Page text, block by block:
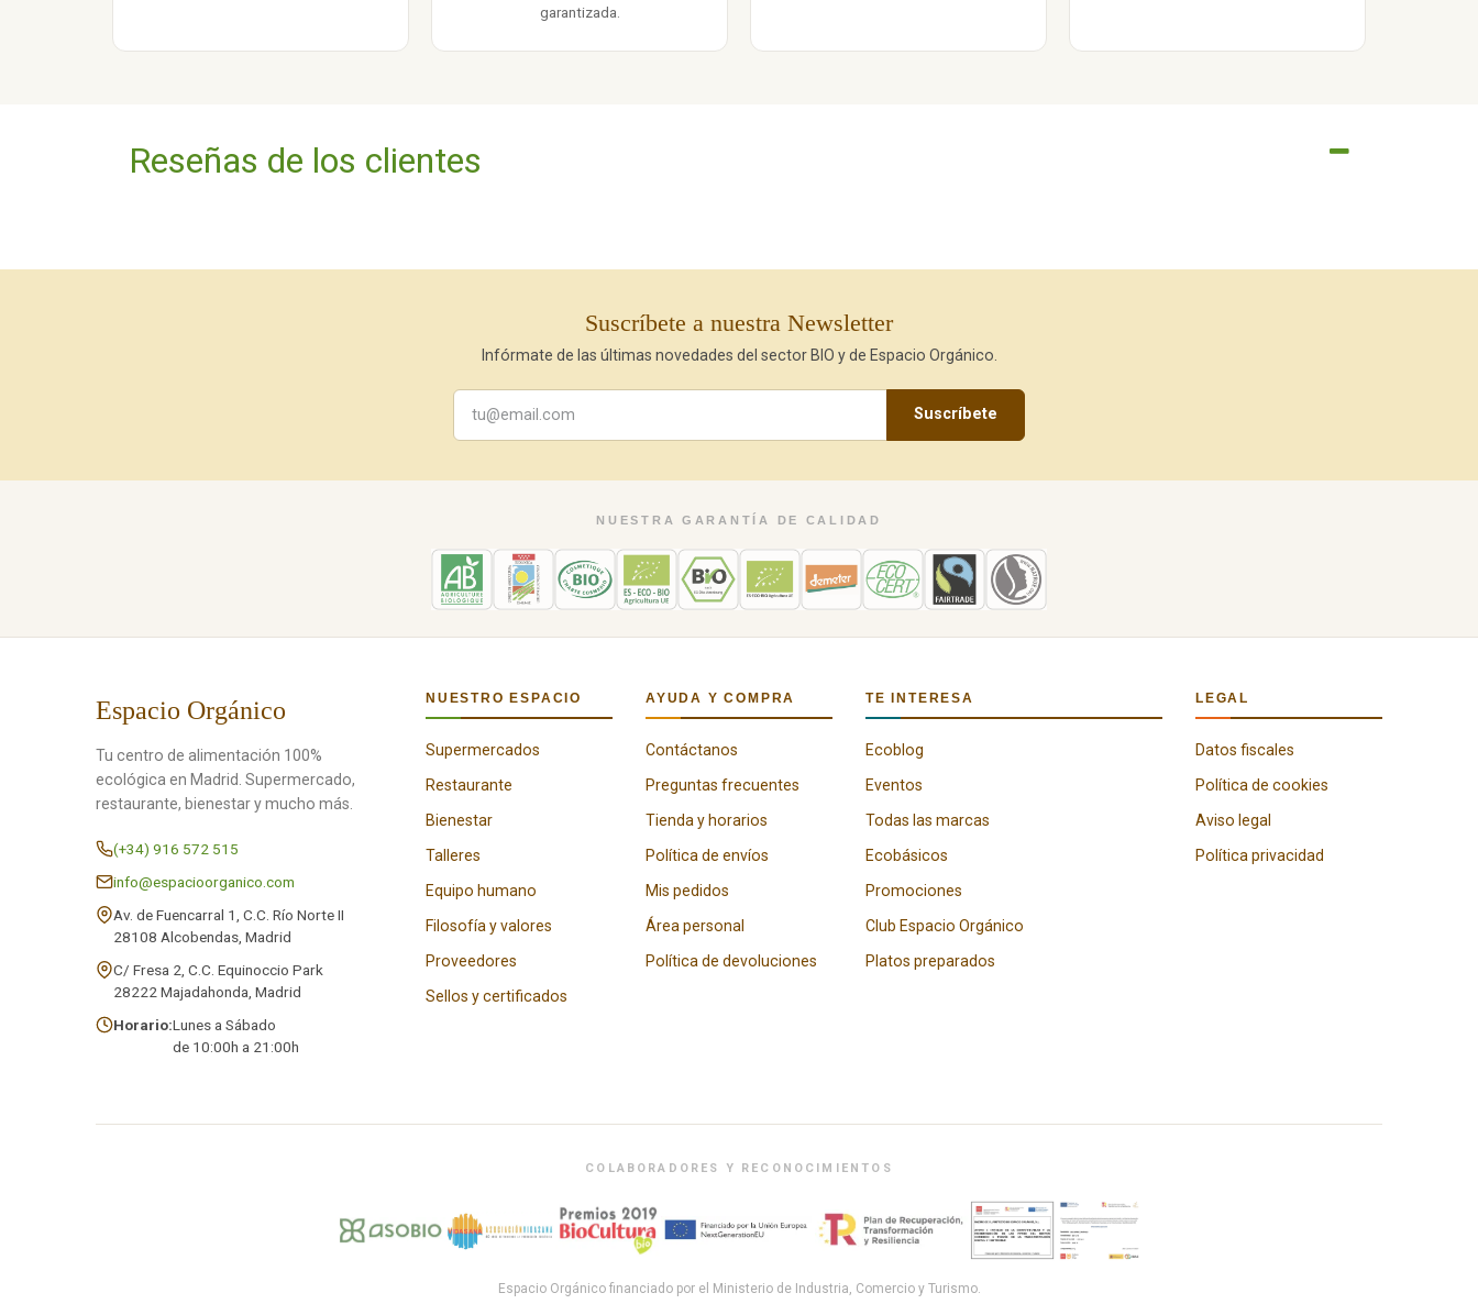
garantizada.
Reseñas de los clientes
Suscríbete a nuestra Newsletter
Infórmate de las últimas novedades del sector BIO y de Espacio Orgánico.
Suscríbete
NUESTRA GARANTÍA DE CALIDAD
Espacio Orgánico
Tu centro de alimentación 100%
ecológica en Madrid. Supermercado,
restaurante, bienestar y mucho más.
(+34) 916 572 515
info@espacioorganico.com
Av. de Fuencarral 1, C.C. Río Norte II
28108 Alcobendas, Madrid
C/ Fresa 2, C.C. Equinoccio Park
28222 Majadahonda, Madrid
Horario:Lunes a Sábado
de 10:00h a 21:00h
NUESTRO ESPACIO
Supermercados
Restaurante
Bienestar
Talleres
Equipo humano
Filosofía y valores
Proveedores
Sellos y certificados
AYUDA Y COMPRA
Contáctanos
Preguntas frecuentes
Tienda y horarios
Política de envíos
Mis pedidos
Área personal
Política de devoluciones
TE INTERESA
Ecoblog
Eventos
Todas las marcas
Ecobásicos
Promociones
Club Espacio Orgánico
Platos preparados
LEGAL
Datos fiscales
Política de cookies
Aviso legal
Política privacidad
COLABORADORES Y RECONOCIMIENTOS
Espacio Orgánico financiado por el Ministerio de Industria, Comercio y Turismo.